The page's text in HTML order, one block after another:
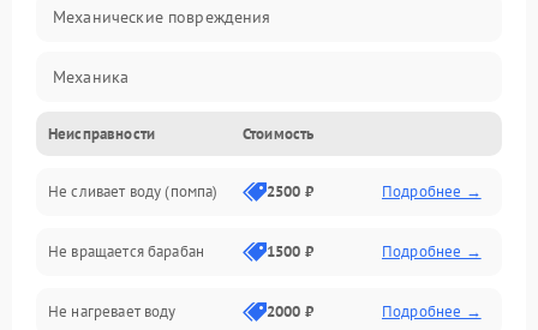
Механические повреждения
Механика
Электропитание
Водоснабжение
Слив
Программное обеспечение
Неисправности Стоимость
Не сливает воду (помпа) 2500 ₽ Подробнее →
Не вращается барабан 1500 ₽ Подробнее →
Не нагревает воду 2000 ₽ Подробнее →